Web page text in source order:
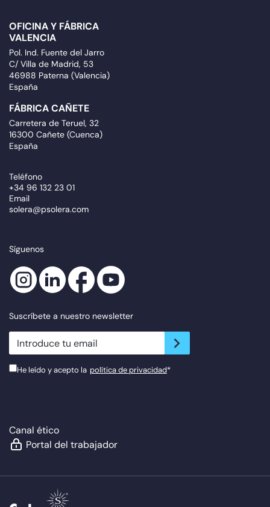
OFICINA Y FÁBRICA
VALENCIA
Pol. Ind. Fuente del Jarro
C/ Villa de Madrid, 53
46988 Paterna (Valencia)
España
FÁBRICA CAÑETE
Carretera de Teruel, 32
16300 Cañete (Cuenca)
España
Teléfono
+34 96 132 23 01
Email
solera@psolera.com
Síguenos
Suscríbete a nuestro newsletter
newsletter.suscribe
He leído y acepto la política de privacidad*
Canal ético
Portal del trabajador